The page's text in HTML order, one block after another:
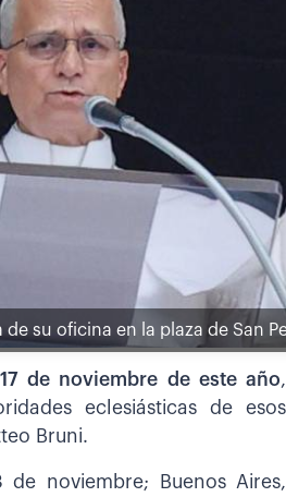
su oficina en la plaza de San
de noviembre de este año,
eclesiásticas de esos
Bruni.
noviembre; Buenos Aires,